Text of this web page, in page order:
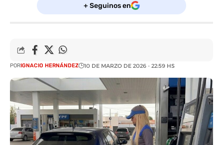
+ Seguinos en
PORIGNACIO HERNÁNDEZ 10 DE MARZO DE 2026 - 22:59 HS